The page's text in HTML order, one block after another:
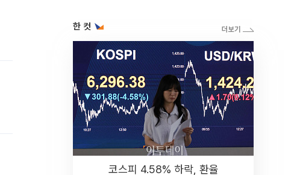
한 컷
코스피 4.58% 하락, 환율